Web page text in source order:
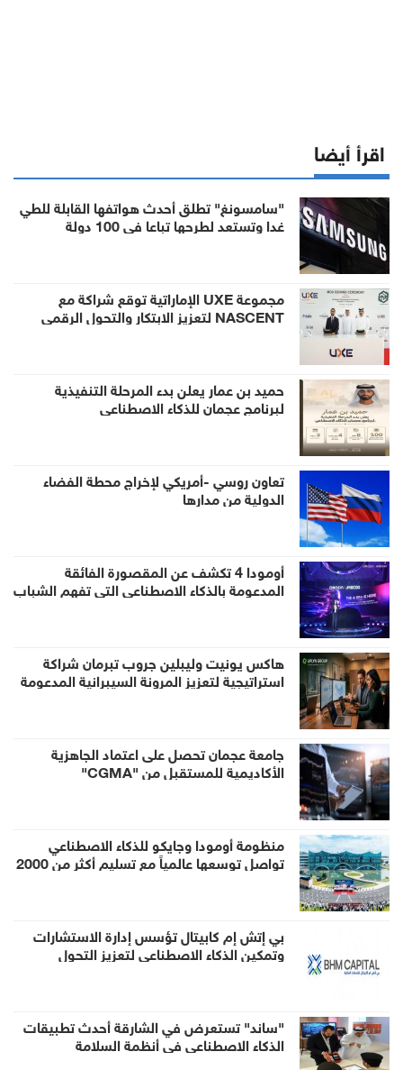
اقرأ أيضا
"سامسونغ" تطلق أحدث هواتفها القابلة للطي
غدا وتستعد لطرحها تباعا في 100 دولة
مجموعة UXE الإماراتية توقع شراكة مع
NASCENT لتعزيز الابتكار والتحول الرقمي
حميد بن عمار يعلن بدء المرحلة التنفيذية
لبرنامج عجمان للذكاء الاصطناعي
تعاون روسي -أمريكي لإخراج محطة الفضاء
الدولية من مدارها
أومودا 4 تكشف عن المقصورة الفائقة
المدعومة بالذكاء الاصطناعي التي تفهم الشباب
هاكس يونيت وليبلين جروب تبرمان شراكة
استراتيجية لتعزيز المرونة السيبرانية المدعومة
جامعة عجمان تحصل على اعتماد الجاهزية
الأكاديمية للمستقبل من "CGMA"
منظومة أومودا وجايكو للذكاء الاصطناعي
تواصل توسعها عالمياً مع تسليم أكثر من 2000
بي إتش إم كابيتال تؤسس إدارة الاستشارات
وتمكين الذكاء الاصطناعي لتعزيز التحول
"ساند" تستعرض في الشارقة أحدث تطبيقات
الذكاء الاصطناعي في أنظمة السلامة